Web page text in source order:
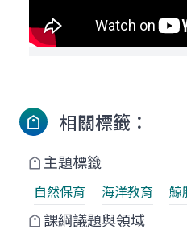
相關標籤：
主題標籤
自然保育 海洋教育 鯨
課綱議題與領域